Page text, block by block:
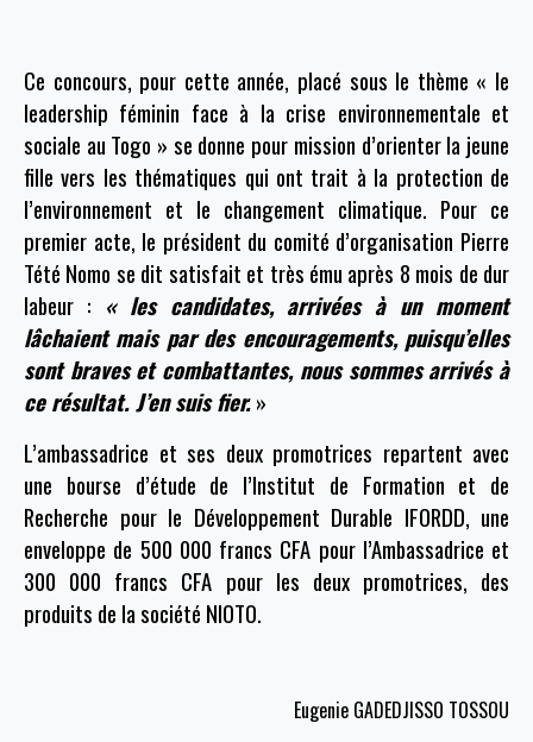
Ce concours, pour cette année, placé sous le thème « le
leadership féminin face à la crise environnementale et
sociale au Togo » se donne pour mission d’orienter la jeune
fille vers les thématiques qui ont trait à la protection de
l’environnement et le changement climatique. Pour ce
premier acte, le président du comité d’organisation Pierre
Tété Nomo se dit satisfait et très ému après 8 mois de dur
labeur : « les candidates, arrivées à un moment
lâchaient mais par des encouragements, puisqu’elles
sont braves et combattantes, nous sommes arrivés à
ce résultat. J’en suis fier.»
L’ambassadrice et ses deux promotrices repartent avec
une bourse d’étude de l’Institut de Formation et de
Recherche pour le Développement Durable IFORDD, une
enveloppe de 500 000 francs CFA pour l’Ambassadrice et
300 000 francs CFA pour les deux promotrices, des
produits de la société NIOTO.
Eugenie GADEDJISSO TOSSOU